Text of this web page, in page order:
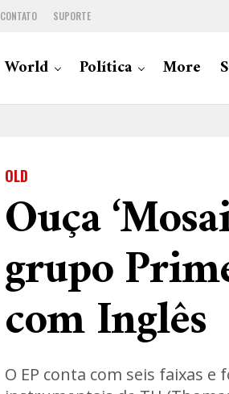
CONTATO SUPORTE
World Política More
OLD
Ouça
grupo
com Inglês
O EP conta com seis faixas